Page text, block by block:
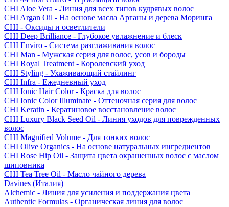
CHI Aloe Vera - Линия для всех типов кудрявых волос
CHI Argan Oil - На основе масла Арганы и дерева Моринга
CHI - Оксиды и осветлители
CHI Deep Brilliance - Глубокое увлажнение и блеск
CHI Enviro - Система разглаживания волос
CHI Man - Мужская серия для волос, усов и бороды
CHI Royal Treatment - Королевский уход
CHI Styling - Ухаживающий стайлинг
CHI Infra - Ежедневный уход
CHI Ionic Hair Color - Краска для волос
CHI Ionic Color Illuminate - Оттеночная серия для волос
CHI Keratin - Кератиновое восстановление волос
CHI Luxury Black Seed Oil - Линия уходов для поврежденных
волос
CHI Magnified Volume - Для тонких волос
CHI Olive Organics - На основе натуральных ингредиентов
CHI Rose Hip Oil - Защита цвета окрашенных волос с маслом
шиповника
CHI Tea Tree Oil - Масло чайного дерева
Davines (Италия)
Alchemic - Линия для усиления и поддержания цвета
Authentic Formulas - Органическая линия для волос